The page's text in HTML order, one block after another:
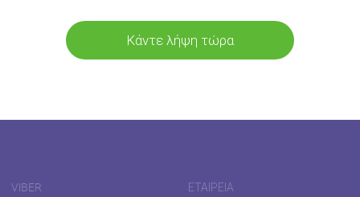
Κάντε λήψη τώρα
VIBER ΕΤΑΙΡΕΊΑ